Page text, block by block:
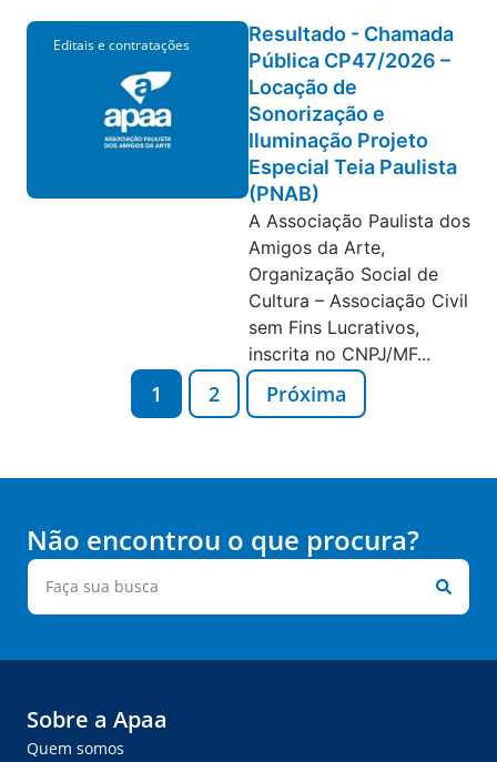
Editais e contratações
Resultado - Chamada
Pública CP47/2026 –
Locação de
Sonorização e
Iluminação Projeto
Especial Teia Paulista
(PNAB)
A Associação Paulista dos
Amigos da Arte,
Organização Social de
Cultura – Associação Civil
sem Fins Lucrativos,
inscrita no CNPJ/MF...
1 2 Próxima
Não encontrou o que procura?
Sobre a Apaa
Quem somos